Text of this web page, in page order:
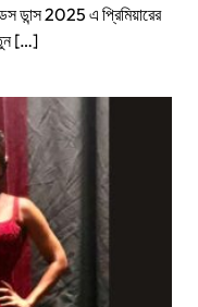
ডান্স 2025 এ প্রিমিয়ারের
[…]